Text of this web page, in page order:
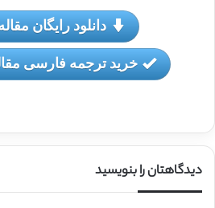
دانلود رایگان
خرید ترجمه فارسی
دیدگاهتان را بنویسید